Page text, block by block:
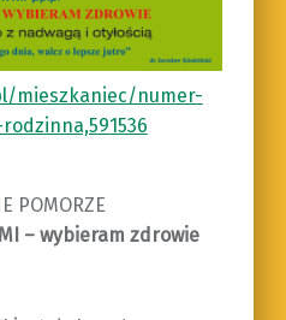
mieszkaniec/numer-
POMORZE
– wybieram zdrowie